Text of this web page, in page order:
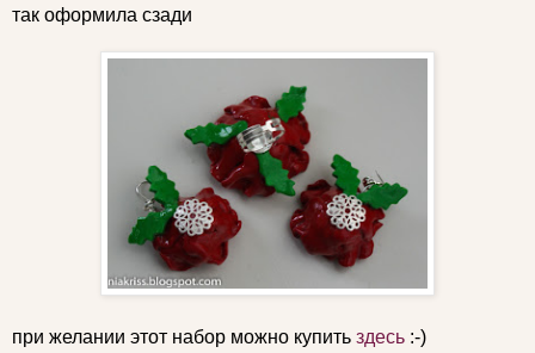
так оформила сзади
при желании этот набор можно купить здесь :-)